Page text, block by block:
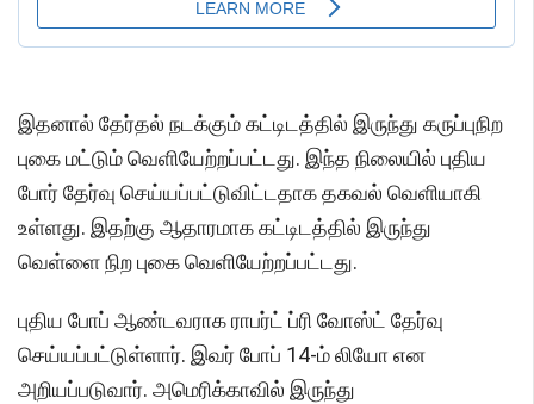
இதனால் தேர்தல் நடக்கும் கட்டிடத்தில் இருந்து கருப்புநிற
புகை மட்டும் வெளியேற்றப்பட்டது. இந்த நிலையில் புதிய
போர் தேர்வு செய்யப்பட்டுவிட்டதாக தகவல் வெளியாகி
உள்ளது. இதற்கு ஆதாரமாக கட்டிடத்தில் இருந்து
வெள்ளை நிற புகை வெளியேற்றப்பட்டது.
புதிய போப் ஆண்டவராக ராபர்ட் ப்ரி வோஸ்ட் தேர்வு
செய்யப்பட்டுள்ளார். இவர் போப் 14-ம் லியோ என
அறியப்படுவார். அமெரிக்காவில் இருந்து